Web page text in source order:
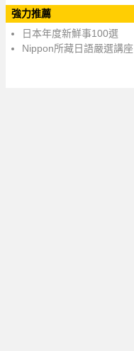
強力推薦
日本年度新鮮事100選
Nippon所藏日語嚴選講座